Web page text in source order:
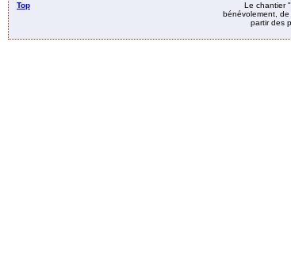
Top
Le chantier
bénévolement, de
partir des